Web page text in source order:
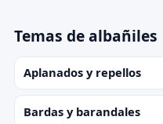
Temas de albañiles
Aplanados y repellos
Bardas y barandales